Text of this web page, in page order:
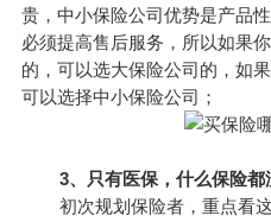
贵，中小保险公司优势是产品
必须提高售后服务，所以如果
的，可以选大保险公司的，如
可以选择中小保险公司；
3、只有医保，什么保险都
初次规划保险者，重点看这